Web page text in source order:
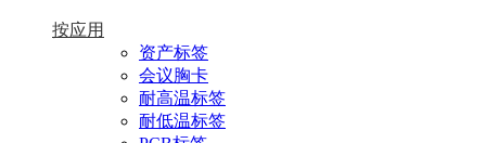
按应用
资产标签
会议胸卡
耐高温标签
耐低温标签